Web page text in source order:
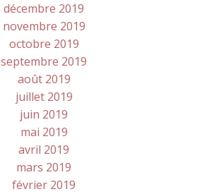
décembre 2019
novembre 2019
octobre 2019
septembre 2019
août 2019
juillet 2019
juin 2019
mai 2019
avril 2019
mars 2019
février 2019